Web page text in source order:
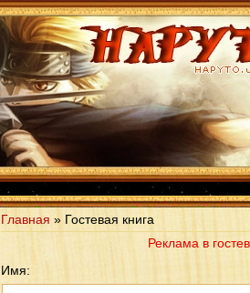
Главная » Гостевая книга
Реклама в
Имя: